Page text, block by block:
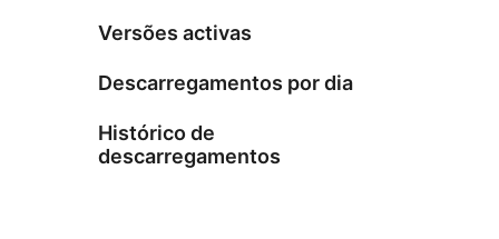
Versões activas
Descarregamentos por dia
Histórico de
descarregamentos